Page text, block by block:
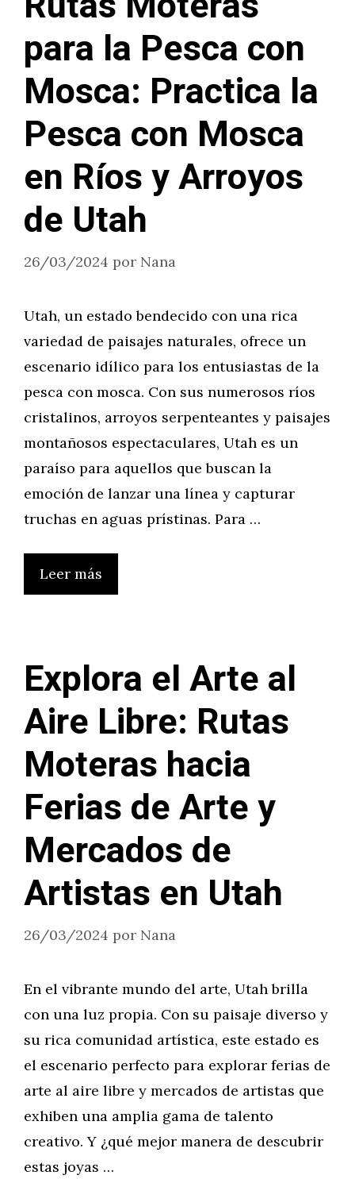
para la Pesca con
Mosca: Practica la
Pesca con Mosca
en Ríos y Arroyos
de Utah
26/03/2024 por Nana
Utah, un estado bendecido con una rica
variedad de paisajes naturales, ofrece un
escenario idílico para los entusiastas de la
pesca con mosca. Con sus numerosos ríos
cristalinos, arroyos serpenteantes y paisajes
montañosos espectaculares, Utah es un
paraíso para aquellos que buscan la
emoción de lanzar una línea y capturar
truchas en aguas prístinas. Para …
Leer más
Explora el Arte al
Aire Libre: Rutas
Moteras hacia
Ferias de Arte y
Mercados de
Artistas en Utah
26/03/2024 por Nana
En el vibrante mundo del arte, Utah brilla
con una luz propia. Con su paisaje diverso y
su rica comunidad artística, este estado es
el escenario perfecto para explorar ferias de
arte al aire libre y mercados de artistas que
exhiben una amplia gama de talento
creativo. Y ¿qué mejor manera de descubrir
estas joyas …